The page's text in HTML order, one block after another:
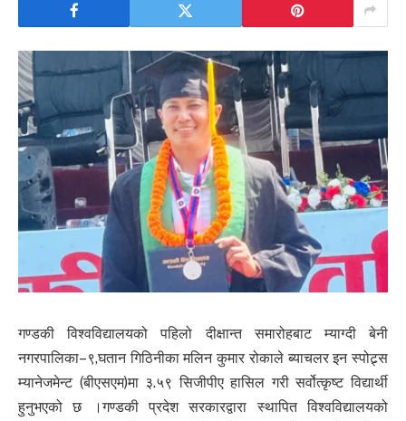
गण्डकी विश्वविद्यालयको पहिलो दीक्षान्त समारोहबाट म्याग्दी बेनी
नगरपालिका–९,घतान गिठिनीका मलिन कुमार रोकाले ब्याचलर इन स्पोट्र्स
म्यानेजमेन्ट (बीएसएम)मा ३.५९ सिजीपीए हासिल गरी सर्वोत्कृष्ट विद्यार्थी
हुनुभएको छ ।गण्डकी प्रदेश सरकारद्वारा स्थापित विश्वविद्यालयको